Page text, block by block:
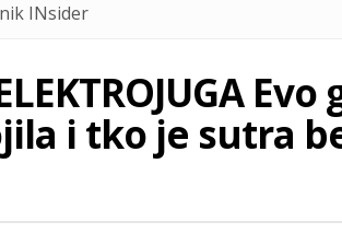
INsider
i tko je sutra